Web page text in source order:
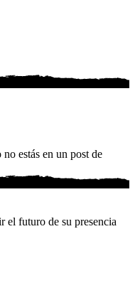
estás en un post de
el futuro de su presencia